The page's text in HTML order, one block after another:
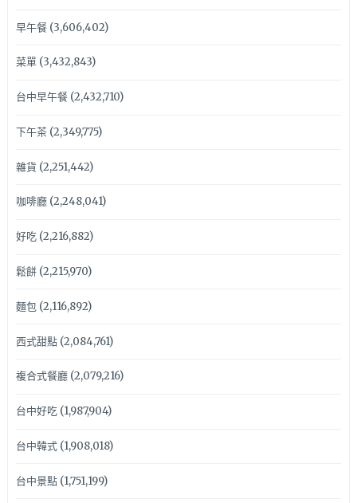
早午餐(3,606,402)
菜單(3,432,843)
台中早午餐(2,432,710)
下午茶(2,349,775)
雜貨 (2,251,442)
咖啡廳(2,248,041)
好吃(2,216,882)
鬆餅(2,215,970)
麵包(2,116,892)
西式甜點(2,084,761)
複合式餐廳(2,079,216)
台中好吃(1,987,904)
台中韓式(1,908,018)
台中景點(1,751,199)